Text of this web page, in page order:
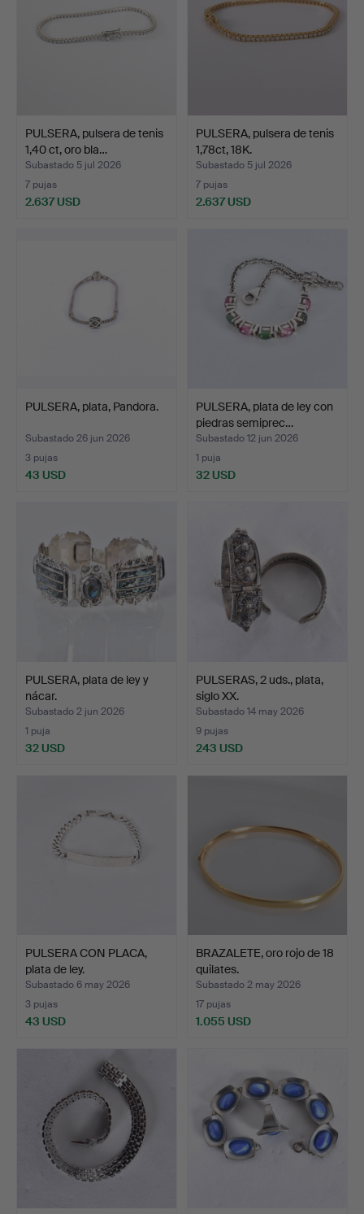
PULSERA, pulsera de tenis
1,40 ct, oro bla…
Subastado 5 jul 2026
7 pujas
2.637 USD
PULSERA, pulsera de tenis
1,78ct, 18K.
Subastado 5 jul 2026
7 pujas
2.637 USD
PULSERA, plata, Pandora.
Subastado 26 jun 2026
3 pujas
43 USD
PULSERA, plata de ley con
piedras semiprec…
Subastado 12 jun 2026
1 puja
32 USD
PULSERA, plata de ley y
nácar.
Subastado 2 jun 2026
1 puja
32 USD
PULSERAS, 2 uds., plata,
siglo XX.
Subastado 14 may 2026
9 pujas
243 USD
PULSERA CON PLACA,
plata de ley.
Subastado 6 may 2026
3 pujas
43 USD
BRAZALETE, oro rojo de 18
quilates.
Subastado 2 may 2026
17 pujas
1.055 USD